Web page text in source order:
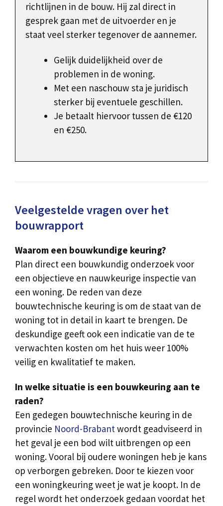
richtlijnen in de bouw. Hij zal direct in
gesprek gaan met de uitvoerder en je
staat veel sterker tegenover de aannemer.
Gelijk duidelijkheid over de
problemen in de woning.
Met een naschouw sta je juridisch
sterker bij eventuele geschillen.
Je betaalt hiervoor tussen de €120
en €250.
Veelgestelde vragen over het
bouwrapport
Waarom een bouwkundige keuring?
Plan direct een bouwkundig onderzoek voor
een objectieve en nauwkeurige inspectie van
een woning. De reden van deze
bouwtechnische keuring is om de staat van de
woning tot in detail in kaart te brengen. De
deskundige geeft ook een indicatie van de te
verwachten kosten om het huis weer 100%
veilig en kwalitatief te maken.
In welke situatie is een bouwkeuring aan te
raden?
Een gedegen bouwtechnische keuring in de
provincie Noord-Brabantwordt geadviseerd in
het geval je een bod wilt uitbrengen op een
woning. Vooral bij oudere woningen heb je kans
op verborgen gebreken. Door te kiezen voor
een woningkeuring weet je wat je koopt. In de
regel wordt het onderzoek gedaan voordat het